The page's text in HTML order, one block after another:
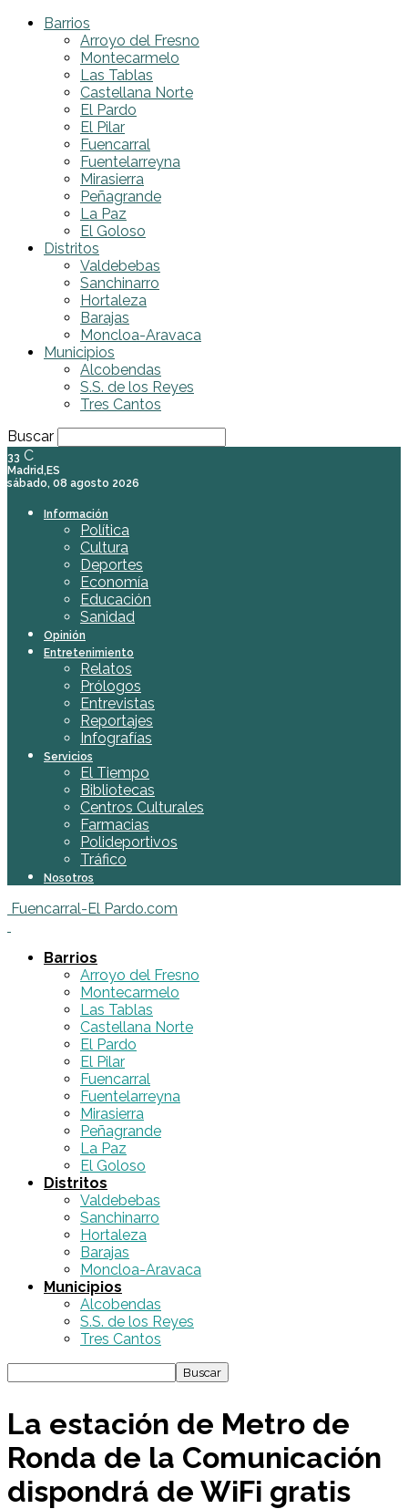
Barrios
Arroyo del Fresno
Montecarmelo
Las Tablas
Castellana Norte
El Pardo
El Pilar
Fuencarral
Fuentelarreyna
Mirasierra
Peñagrande
La Paz
El Goloso
Distritos
Valdebebas
Sanchinarro
Hortaleza
Barajas
Moncloa-Aravaca
Municipios
Alcobendas
S.S. de los Reyes
Tres Cantos
Buscar
33 C
Madrid,ES
sábado, 08 agosto 2026
Información
Política
Cultura
Deportes
Economía
Educación
Sanidad
Opinión
Entretenimiento
Relatos
Prólogos
Entrevistas
Reportajes
Infografías
Servicios
El Tiempo
Bibliotecas
Centros Culturales
Farmacias
Polideportivos
Tráfico
Nosotros
Fuencarral-El Pardo.com
Barrios
Arroyo del Fresno
Montecarmelo
Las Tablas
Castellana Norte
El Pardo
El Pilar
Fuencarral
Fuentelarreyna
Mirasierra
Peñagrande
La Paz
El Goloso
Distritos
Valdebebas
Sanchinarro
Hortaleza
Barajas
Moncloa-Aravaca
Municipios
Alcobendas
S.S. de los Reyes
Tres Cantos
La estación de Metro de
Ronda de la Comunicación
dispondrá de WiFi gratis